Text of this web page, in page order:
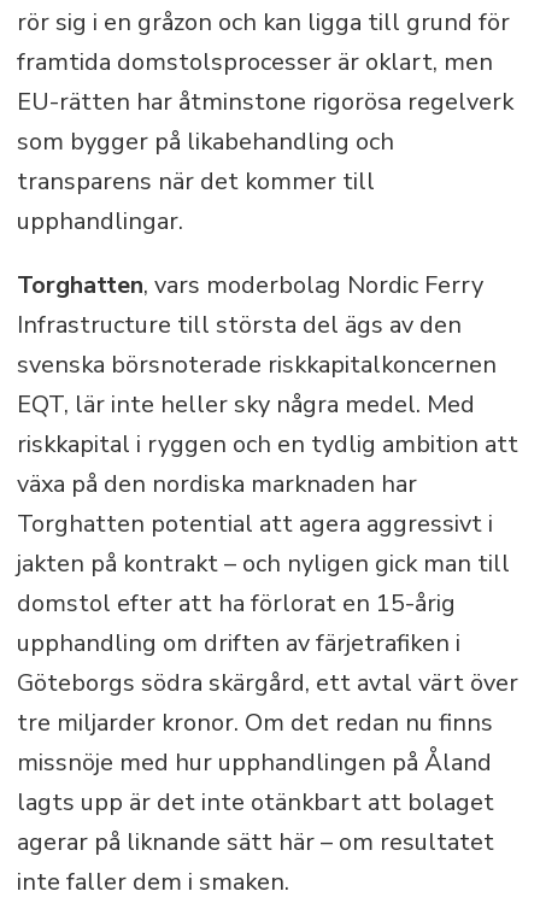
rör sig i en gråzon och kan ligga till grund för
framtida domstolsprocesser är oklart, men
EU-rätten har åtminstone rigorösa regelverk
som bygger på likabehandling och
transparens när det kommer till
upphandlingar.
Torghatten, vars moderbolag Nordic Ferry
Infrastructure till största del ägs av den
svenska börsnoterade riskkapitalkoncernen
EQT, lär inte heller sky några medel. Med
riskkapital i ryggen och en tydlig ambition att
växa på den nordiska marknaden har
Torghatten potential att agera aggressivt i
jakten på kontrakt – och nyligen gick man till
domstol efter att ha förlorat en 15-årig
upphandling om driften av färjetrafiken i
Göteborgs södra skärgård, ett avtal värt över
tre miljarder kronor. Om det redan nu finns
missnöje med hur upphandlingen på Åland
lagts upp är det inte otänkbart att bolaget
agerar på liknande sätt här – om resultatet
inte faller dem i smaken.